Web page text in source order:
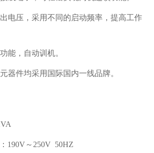
电压，采用不同的启动频率，提高工作
能，自动训机。
器件均采用国际国内一线品牌。
： 190V～ 250V 50HZ